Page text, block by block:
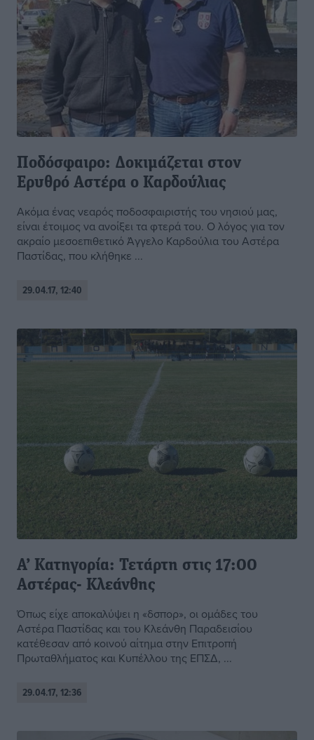
Ποδόσφαιρο: Δοκιμάζεται στον
Ερυθρό Αστέρα ο Καρδούλιας
Ακόμα ένας νεαρός ποδοσφαιριστής του νησιού μας,
είναι έτοιμος να ανοίξει τα φτερά του. Ο λόγος για τον
ακραίο μεσοεπιθετικό Άγγελο Καρδούλια του Αστέρα
Παστίδας, που κλήθηκε ...
29.04.17, 12:40
Α’ Κατηγορία: Τετάρτη στις 17:00
Αστέρας- Κλεάνθης
Όπως είχε αποκαλύψει η «δσπορ», οι ομάδες του
Αστέρα Παστίδας και του Κλεάνθη Παραδεισίου
κατέθεσαν από κοινού αίτημα στην Επιτροπή
Πρωταθλήματος και Κυπέλλου της ΕΠΣΔ, ...
29.04.17, 12:36